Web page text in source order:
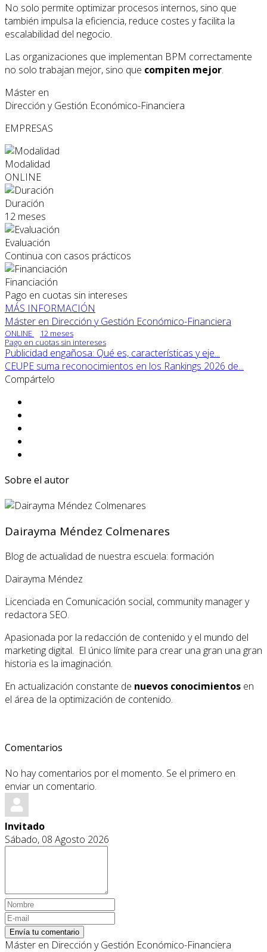
No solo permite optimizar procesos internos, sino que
también impulsa la eficiencia, reduce costes y facilita la
escalabilidad del negocio.
Las organizaciones que implementan BPM correctamente
no solo trabajan mejor, sino que compiten mejor.
Máster en
Dirección y Gestión Económico-Financiera
EMPRESAS
Modalidad
ONLINE
Duración
12 meses
Evaluación
Continua con casos prácticos
Financiación
Pago en cuotas sin intereses
MÁS INFORMACIÓN
Máster en Dirección y Gestión Económico-Financiera
ONLINE
12 meses
Pago en cuotas sin intereses
Publicidad engañosa: Qué es, características y eje...
CEUPE suma reconocimientos en los Rankings 2026 de...
Compártelo
Sobre el autor
Dairayma Méndez Colmenares
Blog de actualidad de nuestra escuela: formación
Dairayma Méndez
Licenciada en Comunicación social, community manager y
redactora SEO.
Apasionada por la redacción de contenido y el mundo del
marketing digital. El único límite para crear una gran una gran
historia es la imaginación.
En actualización constante de nuevos conocimientos en
el área de la optimización de contenido.
Comentarios
No hay comentarios por el momento. Se el primero en
enviar un comentario.
Invitado
Sábado, 08 Agosto 2026
Envía tu comentario
Máster en Dirección y Gestión Económico-Financiera